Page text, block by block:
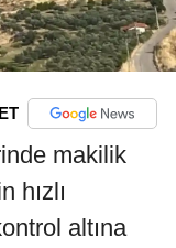
makilik
hızlı
altına